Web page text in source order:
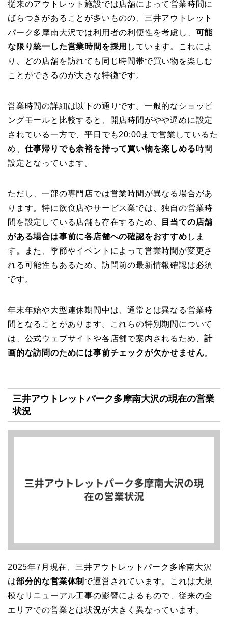
従来のアウトレット施設では店舗によって営業時間に
ばらつきがあることが多いものの、三井アウトレット
パーク多摩南大沢では利用者の利便性を考慮し、 可能
な限り統一した営業時間を採用 しています。これによ
り、どの店舗を訪れても同じ時間帯で買い物を楽しむ
ことができるのが大きな特徴です。
営業時間の詳細は以下の通りです。一般的なショッピ
ングモールと比較すると、開店時間がやや遅めに設定
されている一方で、平日でも20:00まで営業しているた
め、 仕事帰りでも余裕を持って買い物を楽しめる時間
設定となっています。
ただし、一部の専門店では営業時間が異なる場合があ
ります。特に飲食店やサービス業では、独自の営業時
間を設定している店舗も存在するため、
目当ての店舗
がある場合は事前に各店舗への確認をおすすめ しま
す。また、季節やイベントによって営業時間が変更さ
れる可能性もあるため、訪問前の最新情報確認は必須
です。
年末年始や大型連休期間中は、通常とは異なる営業時
間となることがあります。これらの特別期間について
は、公式ウェブサイトや各店舗で案内されるため、計
画的な訪問のためには事前チェックが欠かせません。
三井アウトレットパーク多摩南大沢の現在の営業
状況
2025年7月現在、三井アウトレットパーク多摩南大沢
は部分的な営業体制 で運営されています。これは大規
模なリニューアル工事の影響によるもので、従来の全
エリアでの営業とは状況が大きく異なっています。